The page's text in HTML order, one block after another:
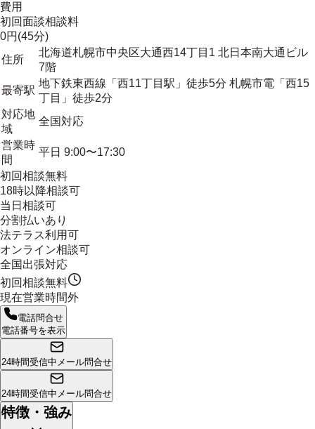
費用
初回面談相談料
0円(45分)
住所
北海道札幌市中央区大通西14丁目1 北日本南大通ビル
7階
最寄駅
地下鉄東西線「西11丁目駅」徒歩5分 札幌市電「西15
丁目」徒歩2分
対応地
域
全国対応
営業時
間
平日 9:00〜17:30
初回相談無料
18時以降相談可
当日相談可
分割払いあり
法テラス利用可
オンライン相談可
全国出張対応
初回相談無料
現在営業時間外
電話問合せ
電話番号を表示
24時間受信中 メール問合せ
24時間受信中 メール問合せ
特徴・強み